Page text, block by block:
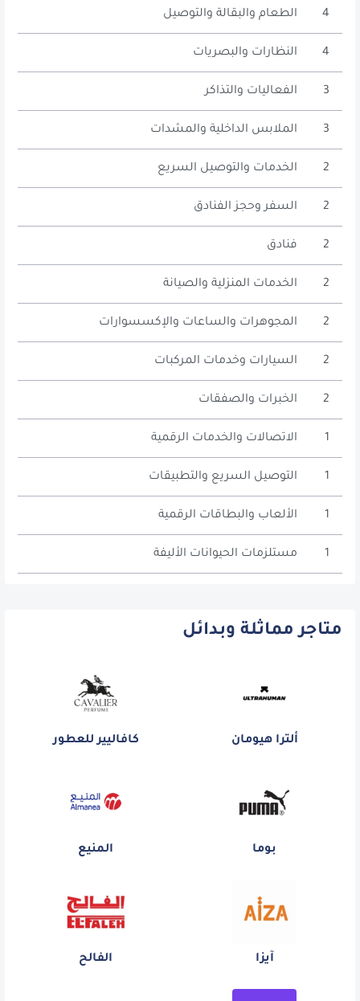
الطعام والبقالة والتوصيل 4
النظارات والبصريات 4
الفعاليات والتذاكر 3
الملابس الداخلية والمشدات 3
الخدمات والتوصيل السريع 2
السفر وحجز الفنادق 2
فنادق 2
الخدمات المنزلية والصيانة 2
المجوهرات والساعات والإكسسوارات 2
السيارات وخدمات المركبات 2
الخبرات والصفقات 2
الاتصالات والخدمات الرقمية
التوصيل السريع والتطبيقات
الألعاب والبطاقات الرقمية
مستلزمات الحيوانات الأليفة
متاجر مماثلة وبدائل
ألترا هيومان كافاليير للعطور
بوما المنيع
آيزا الفالح